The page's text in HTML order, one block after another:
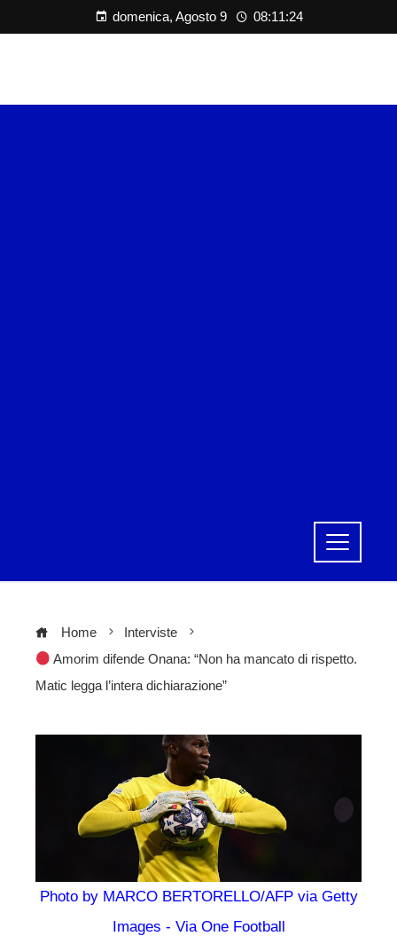
domenica, Agosto 9 08:11:24
Home
Interviste
Amorim difende Onana: “Non ha mancato di rispetto.
Matic legga l’intera dichiarazione”
Photo by MARCO BERTORELLO/AFP via Getty
Images - Via One Football